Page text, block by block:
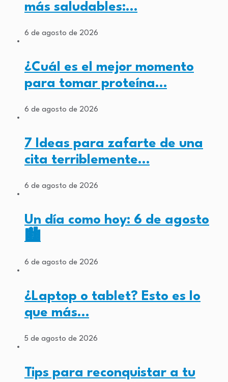
más saludables:…
6 de agosto de 2026
¿Cuál es el mejor momento
para tomar proteína…
6 de agosto de 2026
7 Ideas para zafarte de una
cita terriblemente…
6 de agosto de 2026
Un día como hoy: 6 de agosto
🏙️
6 de agosto de 2026
¿Laptop o tablet? Esto es lo
que más…
5 de agosto de 2026
Tips para reconquistar a tu